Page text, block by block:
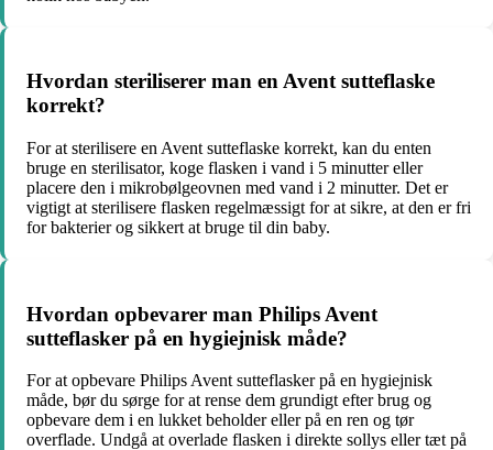
Hvordan steriliserer man en Avent sutteflaske
korrekt?
For at sterilisere en Avent sutteflaske korrekt, kan du enten
bruge en sterilisator, koge flasken i vand i 5 minutter eller
placere den i mikrobølgeovnen med vand i 2 minutter. Det er
vigtigt at sterilisere flasken regelmæssigt for at sikre, at den er fri
for bakterier og sikkert at bruge til din baby.
Hvordan opbevarer man Philips Avent
sutteflasker på en hygiejnisk måde?
For at opbevare Philips Avent sutteflasker på en hygiejnisk
måde, bør du sørge for at rense dem grundigt efter brug og
opbevare dem i en lukket beholder eller på en ren og tør
overflade. Undgå at overlade flasken i direkte sollys eller tæt på